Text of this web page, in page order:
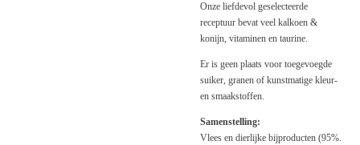
Onze liefdevol geselecteerde
receptuur bevat veel kalkoen &
konijn, vitaminen en taurine.
Er is geen plaats voor toegevoegde
suiker, granen of kunstmatige kleur-
en smaakstoffen.
Samenstelling:
Vlees en dierlijke bijproducten (95%.